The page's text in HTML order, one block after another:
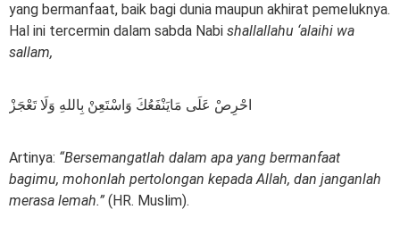
yang bermanfaat, baik bagi dunia maupun akhirat pemeluknya.
Hal ini tercermin dalam sabda Nabi shallallahu ‘alaihi wa
sallam,
احْرِصْ عَلَى مَايَنْفَعُكَ وَاسْتَعِنْ بِاللهِ وَلَا تَعْجَزْ
Artinya: “Bersemangatlah dalam apa yang bermanfaat
bagimu, mohonlah pertolongan kepada Allah, dan janganlah
merasa lemah.” (HR. Muslim).